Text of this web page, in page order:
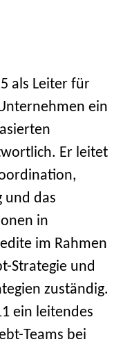
als Leiter für
ein
Er leitet
und das
in
im Rahmen
Strategie und
zuständig.
ein leitendes
Teams bei